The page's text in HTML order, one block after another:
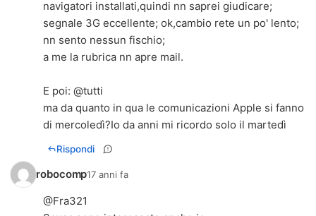
navigatori installati,quindi nn saprei giudicare;
segnale 3G eccellente; ok,cambio rete un po' lento;
nn sento nessun fischio;
a me la rubrica nn apre mail.
E poi: @tutti
ma da quanto in qua le comunicazioni Apple si fanno
di mercoledì?Io da anni mi ricordo solo il martedì
Rispondi
robocomp17 anni fa
@Fra321